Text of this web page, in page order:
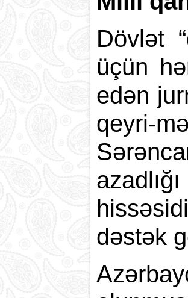
Dövlət
üçün
edən
qeyri-
dəstək